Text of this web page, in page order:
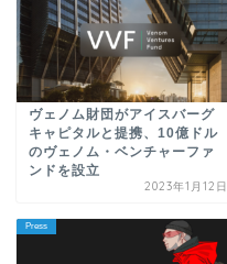
ヴェノム財団がアイスバーグ
キャピタルと提携、10億ドル
のヴェノム・ベンチャーファ
ンドを設立
2023年1月12日
Press